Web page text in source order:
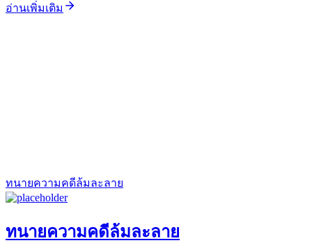
อ่านเพิ่มเติม
ทนายความคดีล้มละลาย
ทนายความคดีล้มละลาย